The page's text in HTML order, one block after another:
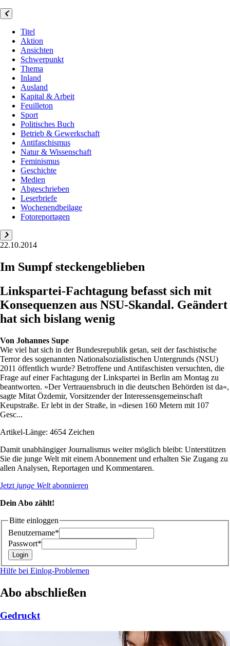
Titel
Aktion
Ansichten
Schwerpunkt
Thema
Inland
Ausland
Kapital & Arbeit
Feuilleton
Sport
Politisches Buch
Betrieb & Gewerkschaft
Antifaschismus
Natur & Wissenschaft
Feminismus
Geschichte
Medien
Abgeschrieben
Leserbriefe
Wochenendbeilage
Fotoreportagen
22.10.2014
Im Sumpf steckengeblieben
Linkspartei-Fachtagung befasst sich mit
Konsequenzen aus NSU-Skandal. Geändert
hat sich bislang wenig
Von Johannes Supe
Wie viel hat sich in der Bundesrepublik getan, seit der faschistische
Terror des sogenannten Nationalsozialistischen Untergrunds (NSU)
2011 öffentlich wurde? Betroffene und Antifaschisten versuchten, die
Frage auf einer Fachtagung der Linkspartei in Berlin am Montag zu
beantworten. »Der Vertrauensbruch in die deutschen Behörden ist da«,
sagte Mitat Özdemir, Vorsitzender der Interessensgemeinschaft
Keupstraße. Er lebt in der Straße, in »diesen 160 Metern mit 107
Gesc...
Artikel-Länge: 4654 Zeichen
Damit unabhängiger Journalismus weiter möglich bleibt: Unterstützen
Sie die junge Welt mit einem Abonnement und erhalten Sie Zugang zu
allen Analysen, Reportagen und Kommentaren.
Jetzt junge Weltabonnieren
Dein Abo zählt!
Bitte einloggen
Benutzername*
Passwort*
Hilfe bei Einlog-Problemen
Abo abschließen
Gedruckt